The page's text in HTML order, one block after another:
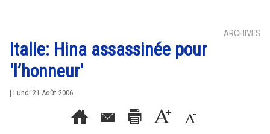
ARCHIVES
Italie: Hina assassinée pour
'l’honneur'
| Lundi 21 Août 2006